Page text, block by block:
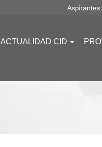
Aspirantes
ACTUALIDAD CID